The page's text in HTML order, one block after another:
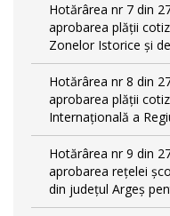
Hotărârea nr 7 din
aprobarea plății
Zonelor Istorice și
Hotărârea nr 8 din
aprobarea plății
Internațională a
Hotărârea nr 9 din
aprobarea rețelei
din județul Argeș